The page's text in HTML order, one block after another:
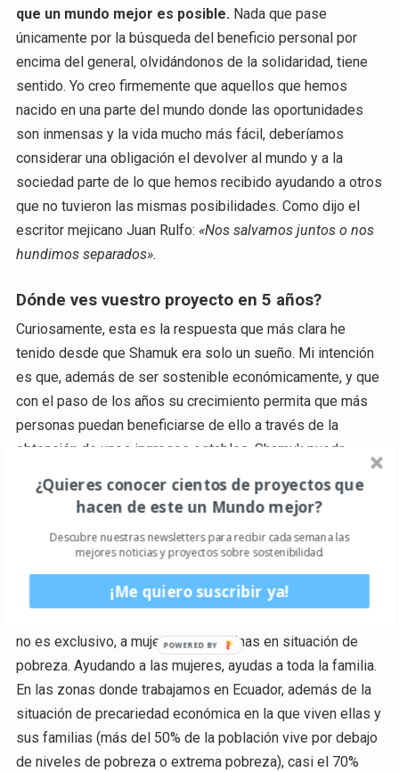
que un mundo mejor es posible.Nada que pase
únicamente por la búsqueda del beneficio personal por
encima del general, olvidándonos de la solidaridad, tiene
sentido. Yo creo firmemente que aquellos que hemos
nacido en una parte del mundo donde las oportunidades
son inmensas y la vida mucho más fácil, deberíamos
considerar una obligación el devolver al mundo y a la
sociedad parte de lo que hemos recibido ayudando a otros
que no tuvieron las mismas posibilidades. Como dijo el
escritor mejicano Juan Rulfo: «Nos salvamos juntos o nos
hundimos separados».
Dónde ves vuestro proyecto en 5 años?
Curiosamente, esta es la respuesta que más clara he
tenido desde que Shamuk era solo un sueño. Mi intención
es que, además de ser sostenible económicamente, y que
con el paso de los años su crecimiento permita que más
personas puedan beneficiarse de ello a través de la
obtención de unos ingresos estables, Shamuk pueda
obtener de su actividad comercial, los recursos que nos
permitan trabajar en el componente social. Aspectos como
el empoderamiento de las mujeres, el fortalecimiento
asociativo y la capacitación laboral y la formación en
derechos son un objetivo muy importante del proyecto.
no es exclusivo, a mujeres campesinas en situación de
pobreza. Ayudando a las mujeres, ayudas a toda la familia.
En las zonas donde trabajamos en Ecuador, además de la
situación de precariedad económica en la que viven ellas y
sus familias (más del 50% de la población vive por debajo
de niveles de pobreza o extrema pobreza), casi el 70%
¿Quieres conocer cientos de proyectos que
hacen de este un Mundo mejor?
Descubre nuestras newsletters para recibir cada semana las
mejores noticias y proyectos sobre sostenibilidad.
¡Me quiero suscribir ya!